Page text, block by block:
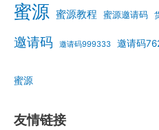
蜜源 蜜源教程 蜜源邀请码
邀请码 邀请码999333 邀请码
蜜源
友情链接